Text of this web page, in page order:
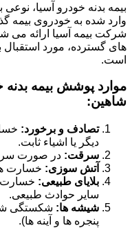
بیمه بدنه خودرو آسیا،
وارد شده به خودروی بیمه
شرکت بیمه آسیا ارائه می
های گسترده، مورد استقبال
است.
موارد پوشش بیمه بدنه
شاهین:
تصادف و برخورد:
دیگر یا اشیاء ثابت.
سرقت: در صورت
آتش سوزی: خسارت
بلایای طبیعی: خسارت
سایر حوادث طبیعی.
شیشه ها: شکستگی
پنجره ها و آینه ها).